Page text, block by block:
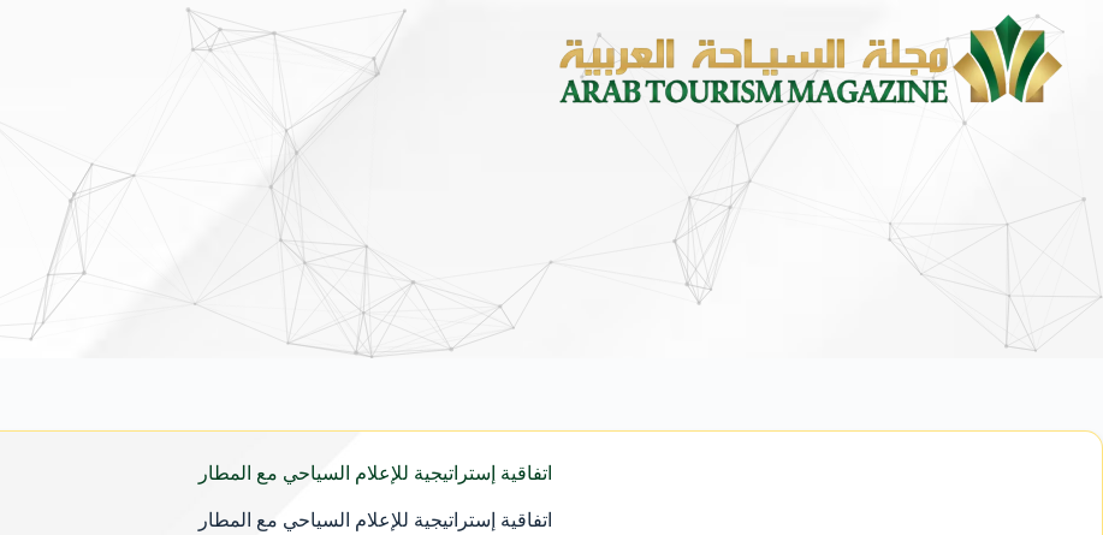
محمد يوسف ناغي للسيارات تطلق هيونداي فينيو الجديدة كلياً في جدة بارك .. تصميم جريء وتقنيات ذكية تعيد تعريف فئة الـ SUV المدمجة
اتفاقية إستراتيجية للإعلام السياحي مع المطار
اتفاقية إستراتيجية للإعلام السياحي مع المطار